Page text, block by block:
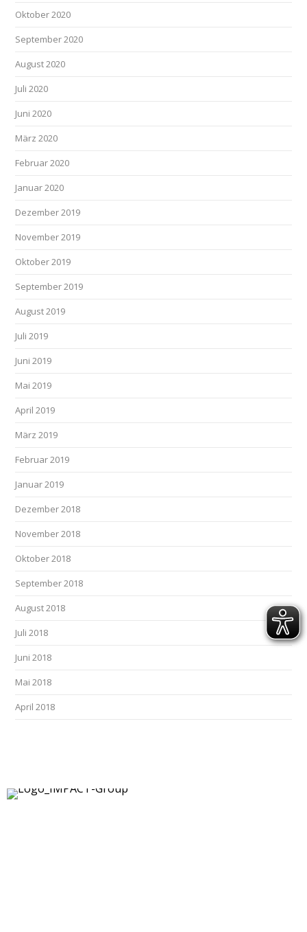
Oktober 2020
September 2020
August 2020
Juli 2020
Juni 2020
März 2020
Februar 2020
Januar 2020
Dezember 2019
November 2019
Oktober 2019
September 2019
August 2019
Juli 2019
Juni 2019
Mai 2019
April 2019
März 2019
Februar 2019
Januar 2019
Dezember 2018
November 2018
Oktober 2018
September 2018
August 2018
Juli 2018
Juni 2018
Mai 2018
April 2018